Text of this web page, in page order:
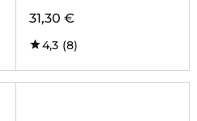
31,30 €
4,3 (8)